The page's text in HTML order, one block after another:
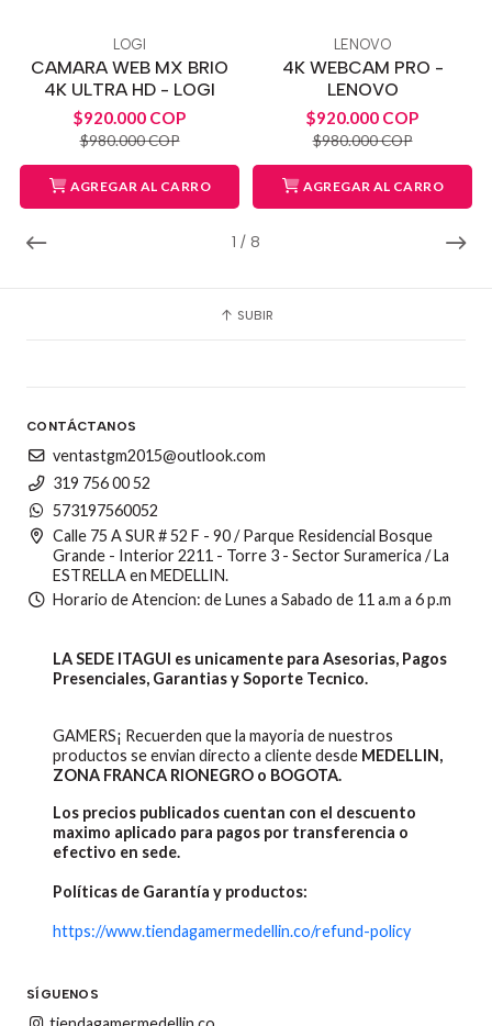
1 / 8
LOGI
CAMARA WEB MX BRIO
4K ULTRA HD - LOGI
$920.000 COP
$980.000 COP
AGREGAR AL CARRO
LENOVO
4K WEBCAM PRO -
LENOVO
$920.000 COP
$980.000 COP
AGREGAR AL CARRO
SUBIR
CONTÁCTANOS
ventastgm2015@outlook.com
319 756 00 52
573197560052
Calle 75 A SUR # 52 F - 90 / Parque Residencial Bosque
Grande - Interior 2211 - Torre 3 - Sector Suramerica / La
ESTRELLA en MEDELLIN.
Horario de Atencion: de Lunes a Sabado de 11 a.m a 6 p.m
LA SEDE ITAGUI es unicamente para Asesorias, Pagos
Presenciales, Garantias y Soporte Tecnico.
GAMERS¡ Recuerden que la mayoria de nuestros
productos se envian directo a cliente desde MEDELLIN,
ZONA FRANCA RIONEGRO o BOGOTA.
Los precios publicados cuentan con el descuento
maximo aplicado para pagos por transferencia o
efectivo en sede.
Políticas de Garantía y productos:
https://www.tiendagamermedellin.co/refund-policy
SÍGUENOS